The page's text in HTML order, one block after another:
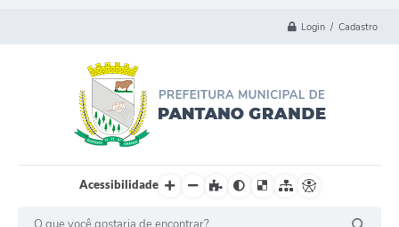
Login / Cadastro
Acessibilidade